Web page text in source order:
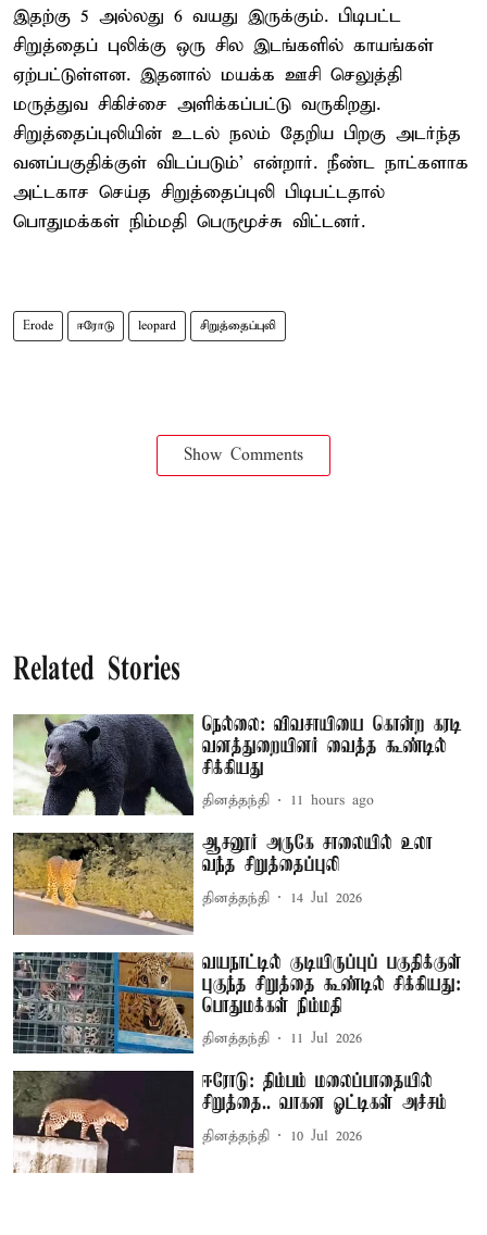
இதற்கு 5 அல்லது 6 வயது இருக்கும். பிடிபட்ட
சிறுத்தைப் புலிக்கு ஒரு சில இடங்களில் காயங்கள்
ஏற்பட்டுள்ளன. இதனால் மயக்க ஊசி செலுத்தி
மருத்துவ சிகிச்சை அளிக்கப்பட்டு வருகிறது.
சிறுத்தைப்புலியின் உடல் நலம் தேறிய பிறகு அடர்ந்த
வனப்பகுதிக்குள் விடப்படும்' என்றார். நீண்ட நாட்களாக
அட்டகாச செய்த சிறுத்தைப்புலி பிடிபட்டதால்
பொதுமக்கள் நிம்மதி பெருமூச்சு விட்டனர்.
Erode ஈரோடு leopard சிறுத்தைப்புலி
Show Comments
Related Stories
நெல்லை: விவசாயியை கொன்ற கரடி
வனத்துறையினர் வைத்த கூண்டில்
சிக்கியது
தினத்தந்தி 11 hours ago
ஆசனூர் அருகே சாலையில் உலா
வந்த சிறுத்தைப்புலி
தினத்தந்தி 14 Jul 2026
வயநாட்டில் குடியிருப்புப் பகுதிக்குள்
புகுந்த சிறுத்தை கூண்டில் சிக்கியது:
பொதுமக்கள் நிம்மதி
தினத்தந்தி 11 Jul 2026
ஈரோடு: திம்பம் மலைப்பாதையில்
சிறுத்தை.. வாகன ஓட்டிகள் அச்சம்
தினத்தந்தி 10 Jul 2026